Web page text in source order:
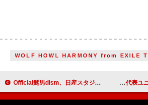
WOLF HOWL HARMONY from EXILE
Official髭男dism、日産スタジアム公演をBlu-ray/DVD/CD化 JO1＆INIのユニッ